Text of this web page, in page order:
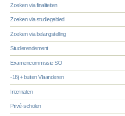
Zoeken via finaliteiten
Zoeken via studiegebied
Zoeken via belangstelling
Studierendement
Examencommissie SO
-18j + buiten Vlaanderen
Internaten
Privé-scholen